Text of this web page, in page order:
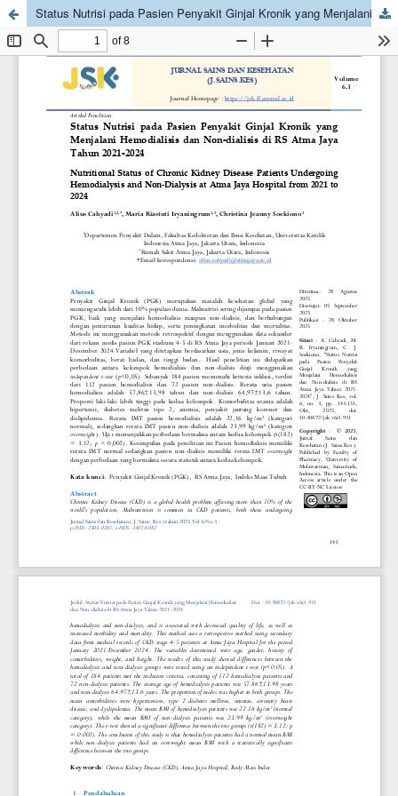
Status Nutrisi pada Pasien Penyakit Ginjal Kronik yang Menjalani Hemodialisis dan Non-dialisis di RS Atma Jaya Tahun 2021-2024